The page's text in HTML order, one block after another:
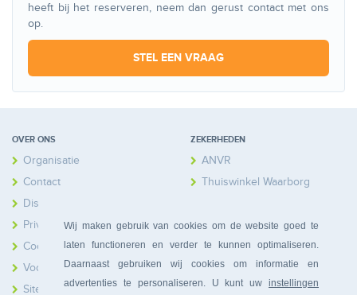
Wij maken gebruik van cookies om de website goed te
laten functioneren en verder te kunnen optimaliseren.
Daarnaast gebruiken wij cookies om informatie en
advertenties te personaliseren. U kunt uw instellingen
heeft bij het reserveren, neem dan gerust contact met ons
op.
STEL EEN VRAAG
OVER ONS
Organisatie
Contact
Disclaimer
Privacy
Cookies
Voorwaarden
Sitemap
ZEKERHEDEN
ANVR
Thuiswinkel Waarborg